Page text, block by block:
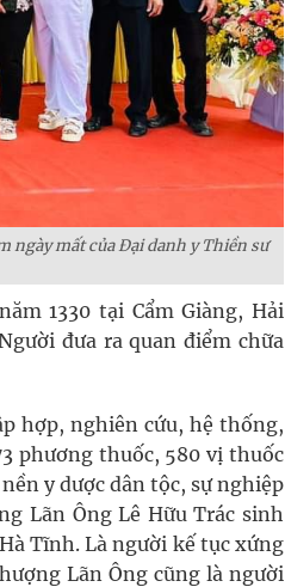
ngày mất của Đại danh y Thiền sư
1330 tại Cẩm Giàng, Hải
đưa ra quan điểm chữa
hợp, nghiên cứu, hệ thống,
phương thuốc, 580 vị thuốc
y dược dân tộc, sự nghiệp
Lãn Ông Lê Hữu Trác sinh
Tĩnh. Là người kế tục xứng
Lãn Ông cũng là người